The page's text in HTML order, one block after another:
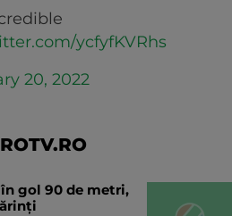
ycfyfKVRhs
20, 2022
gol 90 de metri,